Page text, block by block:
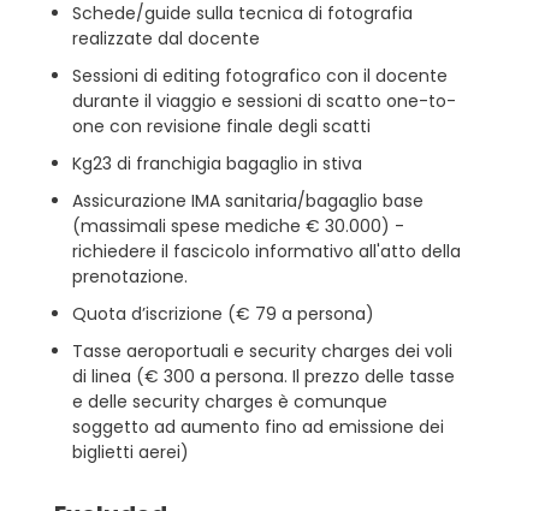
Schede/guide sulla tecnica di fotografia
realizzate dal docente
Sessioni di editing fotografico con il docente
durante il viaggio e sessioni di scatto one-to-
one con revisione finale degli scatti
Kg23 di franchigia bagaglio in stiva
Assicurazione IMA sanitaria/bagaglio base
(massimali spese mediche € 30.000) -
richiedere il fascicolo informativo all'atto della
prenotazione.
Quota d’iscrizione (€ 79 a persona)
Tasse aeroportuali e security charges dei voli
di linea (€ 300 a persona. Il prezzo delle tasse
e delle security charges è comunque
soggetto ad aumento fino ad emissione dei
biglietti aerei)